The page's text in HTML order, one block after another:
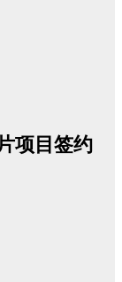
项目签约